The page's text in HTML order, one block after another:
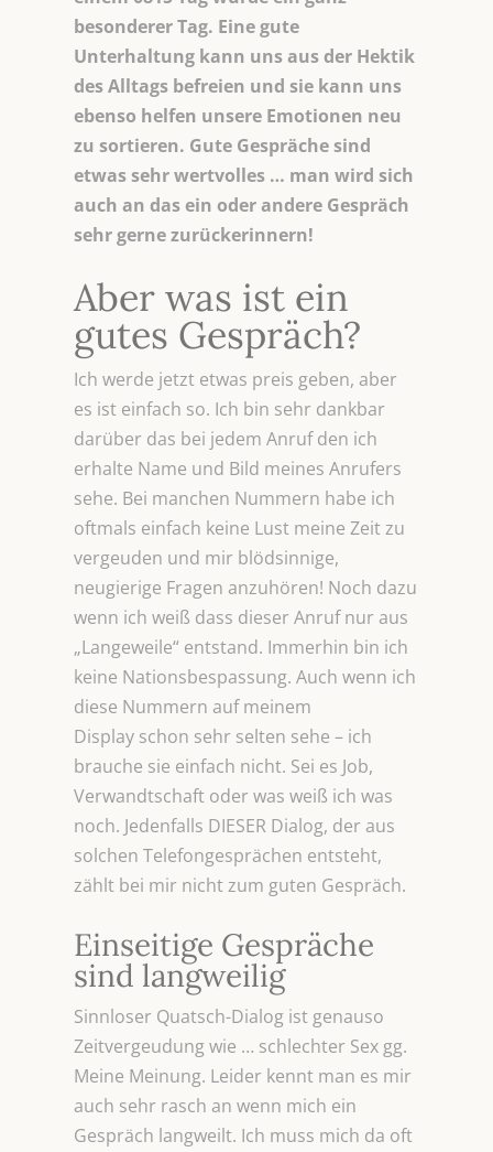
besonderer Tag. Eine gute
Unterhaltung kann uns aus der Hektik
des Alltags befreien und sie kann uns
ebenso helfen unsere Emotionen neu
zu sortieren. Gute Gespräche sind
etwas sehr wertvolles … man wird sich
auch an das ein oder andere Gespräch
sehr gerne zurückerinnern!
Aber was ist ein
gutes Gespräch?
Ich werde jetzt etwas preis geben, aber
es ist einfach so. Ich bin sehr dankbar
darüber das bei jedem Anruf den ich
erhalte Name und Bild meines Anrufers
sehe. Bei manchen Nummern habe ich
oftmals einfach keine Lust meine Zeit zu
vergeuden und mir blödsinnige,
neugierige Fragen anzuhören! Noch dazu
wenn ich weiß dass dieser Anruf nur aus
„Langeweile“ entstand. Immerhin bin ich
keine Nationsbespassung. Auch wenn ich
diese Nummern auf meinem
Display schon sehr selten sehe – ich
brauche sie einfach nicht. Sei es Job,
Verwandtschaft oder was weiß ich was
noch. Jedenfalls DIESER Dialog, der aus
solchen Telefongesprächen entsteht,
zählt bei mir nicht zum guten Gespräch.
Einseitige Gespräche
sind langweilig
Sinnloser Quatsch-Dialog ist genauso
Zeitvergeudung wie … schlechter Sex gg.
Meine Meinung. Leider kennt man es mir
auch sehr rasch an wenn mich ein
Gespräch langweilt. Ich muss mich da oft